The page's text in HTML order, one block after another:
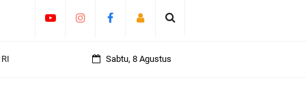
Sabtu, 8 Agustus